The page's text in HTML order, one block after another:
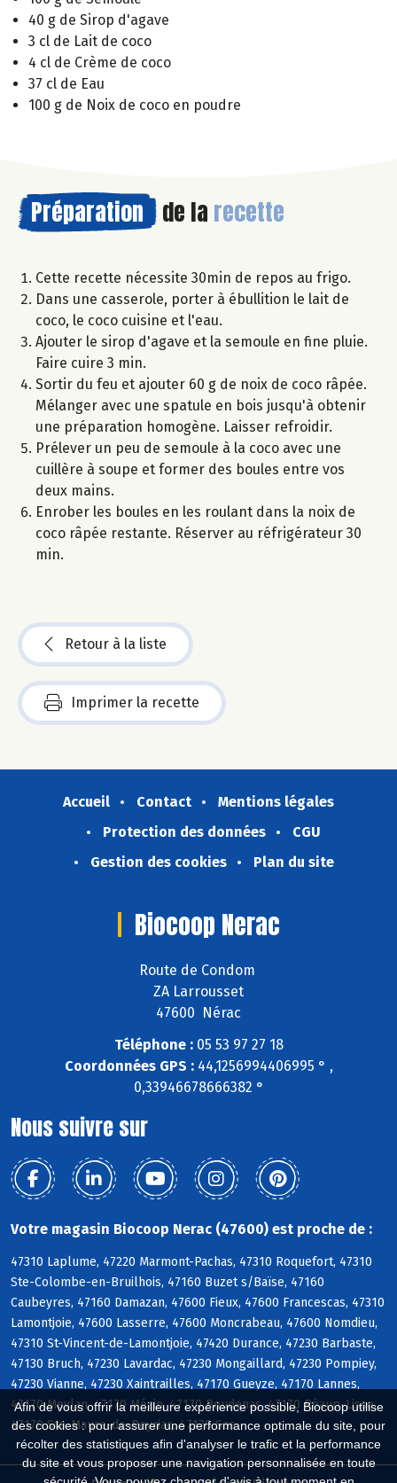
Afin de vous offrir la meilleure expérience possible, Biocoop utilise
des cookies : pour assurer une performance optimale du site, pour
récolter des statistiques afin d'analyser le trafic et la performance
du site et vous proposer une navigation personnalisée en toute
40 g de Sirop d'agave
3 cl de Lait de coco
4 cl de Crème de coco
37 cl de Eau
100 g de Noix de coco en poudre
Préparation de la recette
Cette recette nécessite 30min de repos au frigo.
Dans une casserole, porter à ébullition le lait de
coco, le coco cuisine et l'eau.
Ajouter le sirop d'agave et la semoule en fine pluie.
Faire cuire 3 min.
Sortir du feu et ajouter 60 g de noix de coco râpée.
Mélanger avec une spatule en bois jusqu'à obtenir
une préparation homogène. Laisser refroidir.
Prélever un peu de semoule à la coco avec une
cuillère à soupe et former des boules entre vos
deux mains.
Enrober les boules en les roulant dans la noix de
coco râpée restante. Réserver au réfrigérateur 30
min.
Retour à la liste
Imprimer la recette
Accueil Contact
Mentions légales
Protection des données
CGU
Gestion des cookies
Plan du site
Biocoop Nerac
Route de Condom
ZA Larrousset
47600 Nérac
Téléphone :05 53 97 27 18
Coordonnées GPS :44,1256994406995 ° ,
0,33946678666382 °
Nous suivre sur
Votre magasin Biocoop Nerac (47600) est proche de :
47310 Laplume, 47220 Marmont-Pachas, 47310 Roquefort, 47310
Ste-Colombe-en-Bruilhois, 47160 Buzet s/Baïse, 47160
Caubeyres, 47160 Damazan, 47600 Fieux, 47600 Francescas, 47310
Lamontjoie, 47600 Lasserre, 47600 Moncrabeau, 47600 Nomdieu,
47310 St-Vincent-de-Lamontjoie, 47420 Durance, 47230 Barbaste,
47130 Bruch, 47230 Lavardac, 47230 Mongaillard, 47230 Pompiey,
47230 Vianne, 47230 Xaintrailles, 47170 Gueyze, 47170 Lannes,
47170 Meylan, 47170 Mézin, 47170 Poudenas, 47170 Réaup-Lisse,
47170 Ste-Maure-de-Peyriac, 47170 Sos